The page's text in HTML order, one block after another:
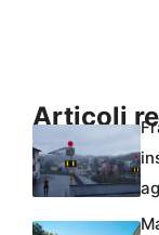
Articoli